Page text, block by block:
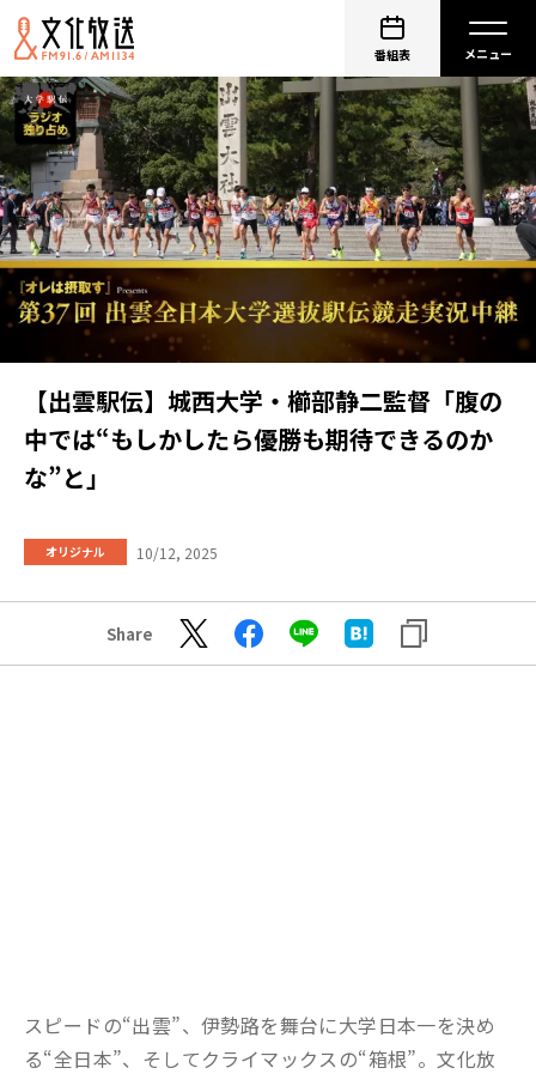
番組表
【出雲駅伝】城西大学・櫛部静二監督「腹の
中では“もしかしたら優勝も期待できるのか
な”と」
オリジナル 10/12, 2025
Share
スピードの“出雲”、伊勢路を舞台に大学日本一を決め
る“全日本”、そしてクライマックスの“箱根”。文化放